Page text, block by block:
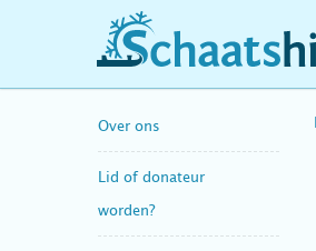
schaatshistorie.nl
Over ons
Lid of donateur
worden?